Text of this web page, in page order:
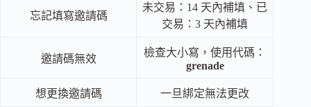
忘記填寫邀請碼
未交易：14 天內補填、已
交易：3 天內補填
邀請碼無效
檢查大小寫，使用代碼：
grenade
想更換邀請碼 一旦綁定無法更改